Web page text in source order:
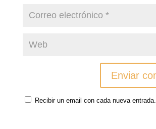
Recibir un email con cada nueva entrada.